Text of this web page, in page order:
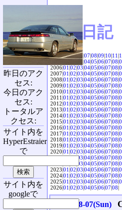
SVX日記
2004|04|05|06|07|08|09|10|11|
|04|05|06|07|08|
2006|01|02|03|04|05|06|07|08|
2007|01|02|03|04|05|06|07|08|
2008|01|02|03|04|05|06|07|08|
2009|01|02|03|04|05|06|07|08|
2010|01|02|03|04|05|06|07|08|
2011|01|02|03|04|05|06|07|08|
2012|01|02|03|04|05|06|07|08|
2013|01|02|03|04|05|06|07|08|
2014|01|02|03|04|05|06|07|08|
2015|01|02|03|04|05|06|07|08|
2016|01|02|03|04|05|06|07|08|
2017|01|02|03|04|05|06|07|08|
2018|01|02|03|04|05|06|07|08|
2019|01|02|03|04|05|06|07|08|
2020|01|02|03|04|05|06|07|08|
2021|01|02|03|04|05|06|07|08|
03|04|05|06|07|08|
2023|01|02|03|04|05|06|07|08|
2024|01|02|03|04|05|06|07|08|
2025|01|02|03|04|05|06|07|08|
2026|01|02|03|04|05|06|07|08|
2016-08-07(Sun)
昨日のアク
セス:
今日のアク
セス:
トータルア
クセス:
サイト内を
HyperEstraier
で
サイト内を
googleで